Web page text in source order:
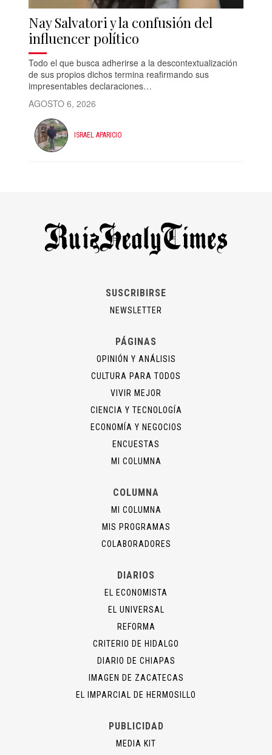
Nay Salvatori y la confusión del
influencer político
Todo el que busca adherirse a la descontextualización
de sus propios dichos termina reafirmando sus
impresentables declaraciones…
AGOSTO 6, 2026
ISRAEL APARICIO
SUSCRIBIRSE
NEWSLETTER
PÁGINAS
OPINIÓN Y ANÁLISIS
CULTURA PARA TODOS
VIVIR MEJOR
CIENCIA Y TECNOLOGÍA
ECONOMÍA Y NEGOCIOS
ENCUESTAS
MI COLUMNA
COLUMNA
MI COLUMNA
MIS PROGRAMAS
COLABORADORES
DIARIOS
EL ECONOMISTA
EL UNIVERSAL
REFORMA
CRITERIO DE HIDALGO
DIARIO DE CHIAPAS
IMAGEN DE ZACATECAS
EL IMPARCIAL DE HERMOSILLO
PUBLICIDAD
MEDIA KIT